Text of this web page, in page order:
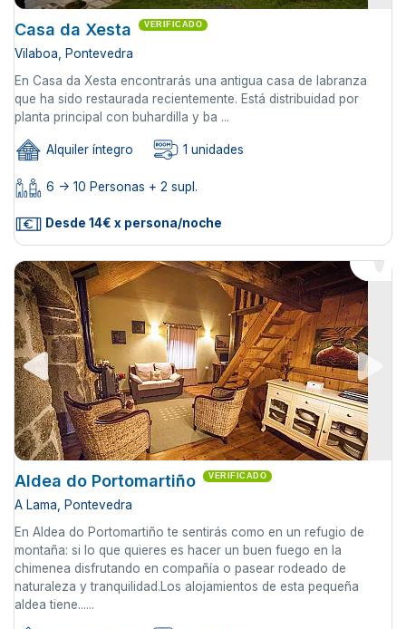
Casa da Xesta VERIFICADO
Vilaboa, Pontevedra
En Casa da Xesta encontrarás una antigua casa de labranza
que ha sido restaurada recientemente. Está distribuidad por
planta principal con buhardilla y ba ...
Alquiler íntegro 1 unidades
6 -> 10 Personas + 2 supl.
Desde 14€ x persona/noche
Aldea do Portomartiño VERIFICADO
A Lama, Pontevedra
En Aldea do Portomartiño te sentirás como en un refugio de
montaña: si lo que quieres es hacer un buen fuego en la
chimenea disfrutando en compañía o pasear rodeado de
naturaleza y tranquilidad.Los alojamientos de esta pequeña
aldea tiene......